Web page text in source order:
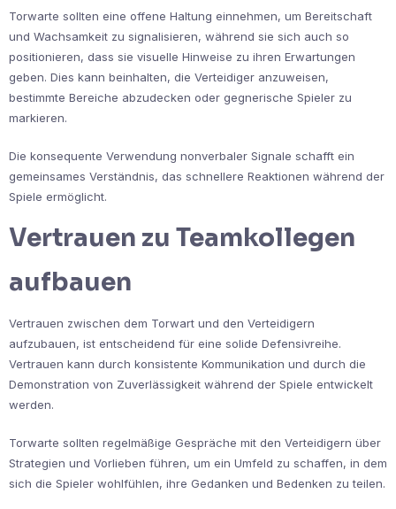
Torwarte sollten eine offene Haltung einnehmen, um Bereitschaft
und Wachsamkeit zu signalisieren, während sie sich auch so
positionieren, dass sie visuelle Hinweise zu ihren Erwartungen
geben. Dies kann beinhalten, die Verteidiger anzuweisen,
bestimmte Bereiche abzudecken oder gegnerische Spieler zu
markieren.
Die konsequente Verwendung nonverbaler Signale schafft ein
gemeinsames Verständnis, das schnellere Reaktionen während der
Spiele ermöglicht.
Vertrauen zu Teamkollegen
aufbauen
Vertrauen zwischen dem Torwart und den Verteidigern
aufzubauen, ist entscheidend für eine solide Defensivreihe.
Vertrauen kann durch konsistente Kommunikation und durch die
Demonstration von Zuverlässigkeit während der Spiele entwickelt
werden.
Torwarte sollten regelmäßige Gespräche mit den Verteidigern über
Strategien und Vorlieben führen, um ein Umfeld zu schaffen, in dem
sich die Spieler wohlfühlen, ihre Gedanken und Bedenken zu teilen.